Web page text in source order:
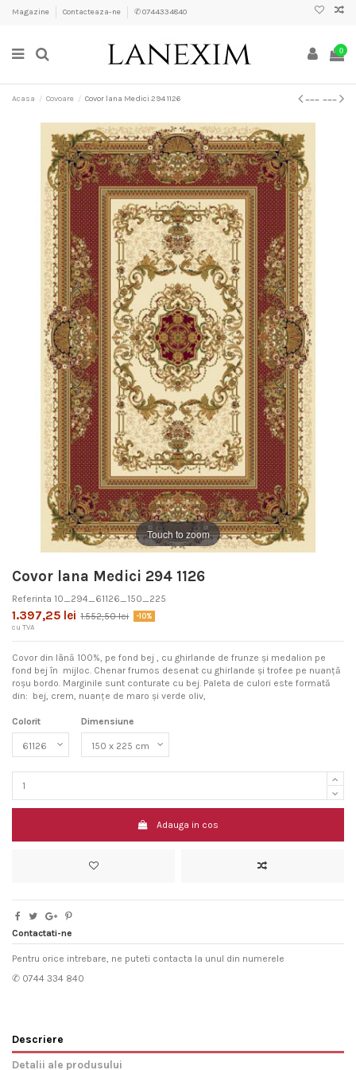
Magazine Contacteaza-ne ✆ 0744334840
0
Acasa Covoare Covor lana Medici 294 1126
Touch to zoom
Covor lana Medici 294 1126
Referinta 10_294_61126_150_225
1.397,25 lei 1.552,50 lei -10%
cu TVA
Covor din lână 100%, pe fond bej , cu ghirlande de frunze și medalion pe
fond bej în mijloc. Chenar frumos desenat cu ghirlande și trofee pe nuanță
roșu bordo. Marginile sunt conturate cu bej. Paleta de culori este formată
din: bej, crem, nuanțe de maro și verde oliv,
Colorit Dimensiune
Adauga in cos
Contactati-ne
Pentru orice intrebare, ne puteti contacta la unul din numerele
✆ 0744 334 840
Descriere
Detalii ale produsului